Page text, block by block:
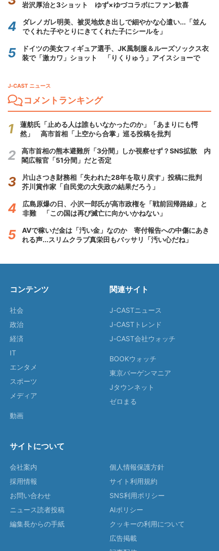
岩沢厚治と3ショット ゆず×ゆづコラボにファン歓喜
ダレノガレ明美、被災地炊き出しで細やかな心遣い...「並ん
でくれた子やとりにきてくれた子にシールを」
ドイツの美女フィギュア選手、JK風制服＆ルーズソックス衣
装で「激カワ」ショット 「りくりゅう」アイスショーで
J-CAST ニュース
コメントランキング
蓮舫氏「止める人は誰もいなかったのか」「あまりにも愕
然」 高市首相「上空から合掌」巡る投稿を批判
高市首相の熊本避難所「3分間」しか視察せず？SNS拡散 内
閣広報官「51分間」だと否定
片山さつき財務相「失われた28年を取り戻す」投稿に批判
芥川賞作家「自民党の大失政の結果だろう」
広島原爆の日、小沢一郎氏が高市政権を「戦前回帰路線」と
非難 「この国は再び滅亡に向かいかねない」
AVで稼いだ金は「汚い金」なのか 寄付報告への中傷にあき
れる声...スリムクラブ真栄田もバッサリ「汚い心だね」
コンテンツ
社会
政治
経済
IT
エンタメ
スポーツ
メディア
動画
関連サイト
J-CASTニュース
J-CASTトレンド
J-CAST会社ウォッチ
BOOKウォッチ
東京バーゲンマニア
Jタウンネット
ゼロまる
サイトについて
会社案内
採用情報
お問い合わせ
ニュース読者投稿
編集長からの手紙
個人情報保護方針
サイト利用規約
SNS利用ポリシー
AIポリシー
クッキーの利用について
広告掲載